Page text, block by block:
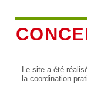
Le site a été
la coordination